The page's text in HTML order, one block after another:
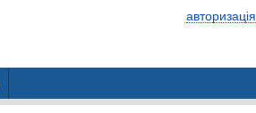
авторизація